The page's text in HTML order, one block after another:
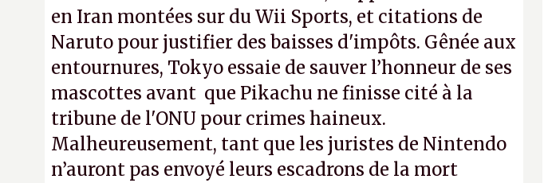
en Iran montées sur du Wii Sports, et citations de
Naruto pour justifier des baisses d'impôts. Gênée aux
entournures, Tokyo essaie de sauver l’honneur de ses
mascottes avant que Pikachu ne finisse cité à la
tribune de l'ONU pour crimes haineux.
Malheureusement, tant que les juristes de Nintendo
n’auront pas envoyé leurs escadrons de la mort